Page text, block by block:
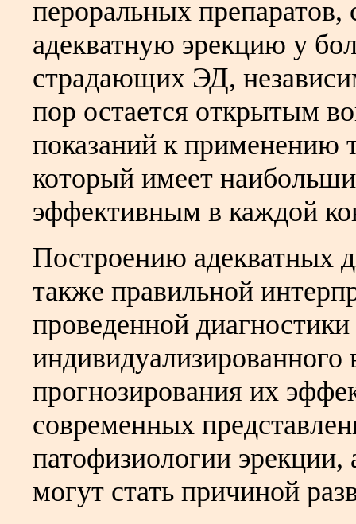
пероральных
адекватную эрекцию у
страдающих ЭД,
пор остается открытым
показаний к применению
который имеет
эффективным в каждой
Построению адекватных
также правильной
проведенной
прогнозирования их
современных
патофизиологии эрекции,
могут стать причиной